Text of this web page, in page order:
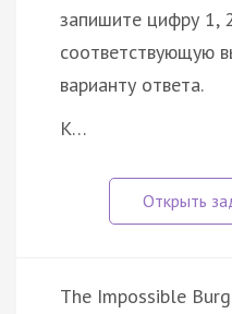
запишите цифру 1,
соответствующую
варианту ответа.
K…
The Impossible